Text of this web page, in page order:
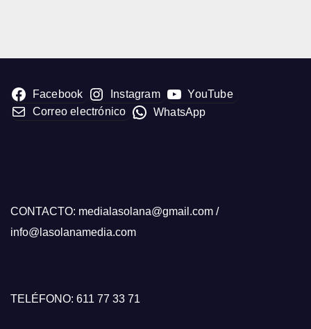
Facebook Instagram
YouTube
Correo electrónico
WhatsApp
CONTACTO: medialasolana@gmail.com /
info@lasolanamedia.com
TELÉFONO: 611 77 33 71